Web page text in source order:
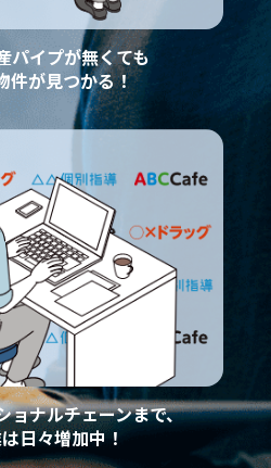
パイプが無くても
件が見つかる！
ョナルチェーンまで、
日々増加中！